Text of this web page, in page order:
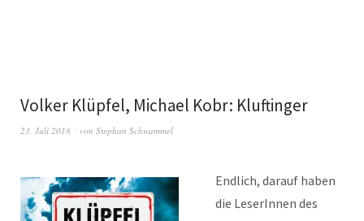
Volker Klüpfel, Michael Kobr: Kluftinger
23. Juli 2018 von Stephan Schwammel
Endlich, darauf haben
die LeserInnen des